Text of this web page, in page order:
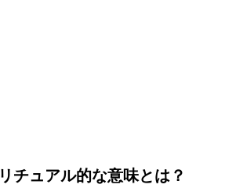
チュアル的な意味とは？